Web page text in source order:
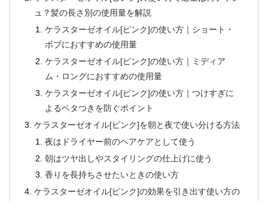
ュ？髪の長さ別の使用量を解説
ケラスターゼオイル[ピンク]の使い方｜ショート・
ボブにおすすめの使用量
ケラスターゼオイル[ピンク]の使い方｜ミディア
ム・ロングにおすすめの使用量
ケラスターゼオイル[ピンク]の使い方｜つけすぎに
よるベタつきを防ぐポイント
ケラスターゼオイル[ピンク]を朝と夜で使い分ける方法
夜はドライヤー前のヘアケアとして使う
朝はツヤ出しやスタイリングの仕上げに使う
香りを長持ちさせたいときの使い方
ケラスターゼオイル[ピンク]の効果を引き出す使い方の